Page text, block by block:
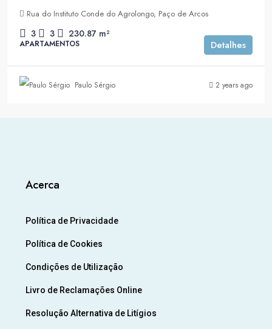
Rua do Instituto Conde do Agrolongo, Paço de Arcos
3 3 230.87 m²
APARTAMENTOS Detalhes
Paulo Sérgio 2 years ago
Acerca
Política de Privacidade
Política de Cookies
Condições de Utilização
Livro de Reclamações Online
Resolução Alternativa de Litígios